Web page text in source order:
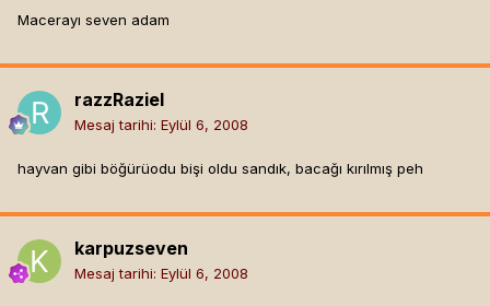
Macerayı seven adam
razzRaziel
Mesaj tarihi: Eylül 6, 2008
hayvan gibi böğürüodu bişi oldu sandık, bacağı kırılmış peh
karpuzseven
Mesaj tarihi: Eylül 6, 2008